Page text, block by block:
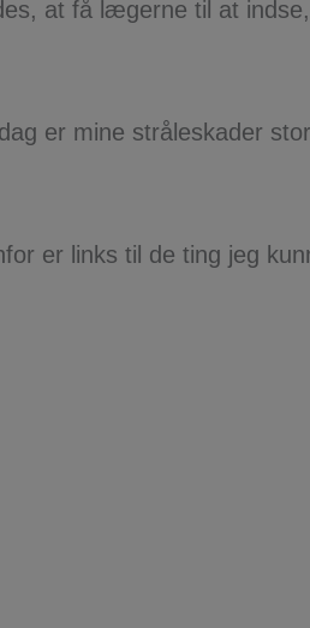
at få lægerne til at
er mine stråleskader
er links til de ting jeg